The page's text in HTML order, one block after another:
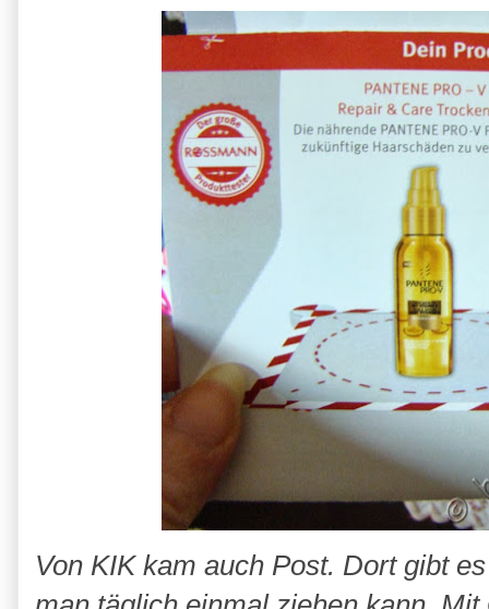
Von KIK kam auch Post. Dort gibt